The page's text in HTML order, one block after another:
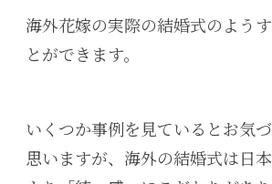
海外花嫁の実際の結婚式のよう
とができます。
いくつか事例を見ているとお気
思いますが、海外の結婚式は日